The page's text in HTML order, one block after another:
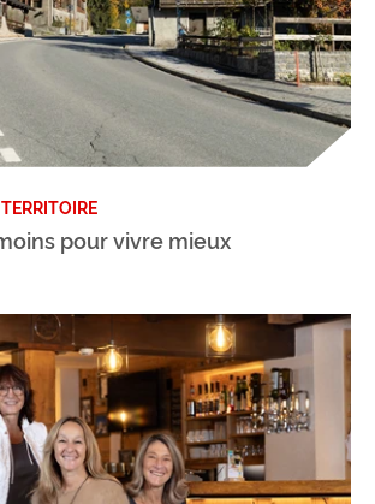
pour vivre mieux